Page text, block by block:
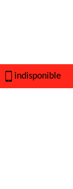
indisponible